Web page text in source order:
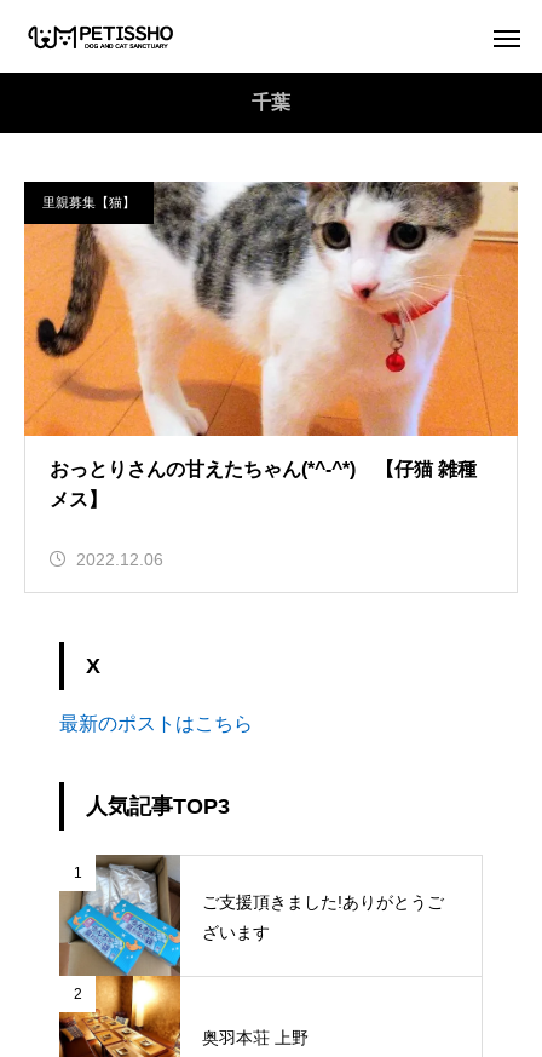
千葉
里親募集【猫】
おっとりさんの甘えたちゃん(*^-^*) 【仔猫 雑種
メス】
2022.12.06
X
最新のポストはこちら
人気記事TOP3
1
ご支援頂きました!ありがとうご
ざいます
2
奥羽本荘 上野